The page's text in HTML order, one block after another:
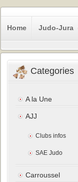
Home Judo-Jura
Categories
A la Une
AJJ
Clubs infos
SAE Judo
Carroussel